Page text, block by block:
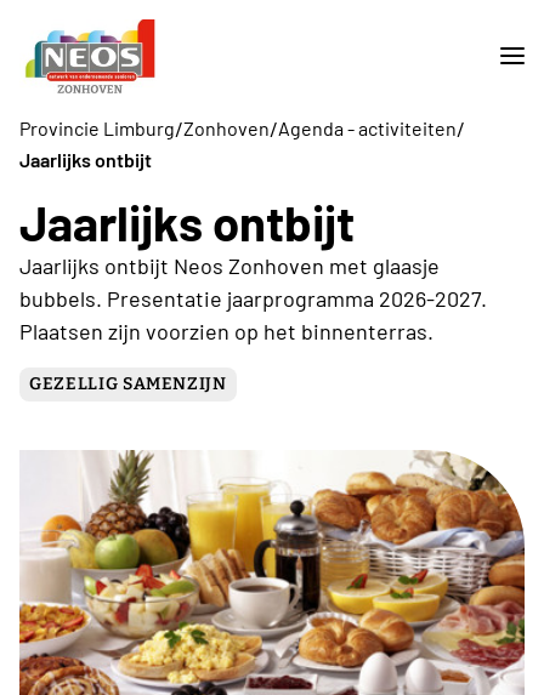
Provincie Limburg/Zonhoven/Agenda - activiteiten/
Jaarlijks ontbijt
Jaarlijks ontbijt
Jaarlijks ontbijt Neos Zonhoven met glaasje
bubbels. Presentatie jaarprogramma 2026-2027.
Plaatsen zijn voorzien op het binnenterras.
GEZELLIG SAMENZIJN